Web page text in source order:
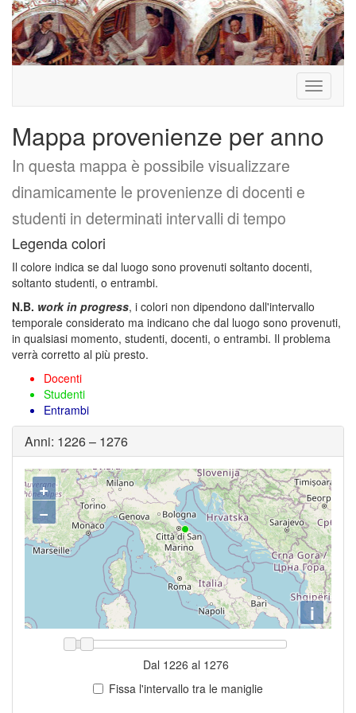
Toggle
Mappa provenienze per anno
In questa mappa è possibile visualizzare
dinamicamente le provenienze di docenti e
studenti in determinati intervalli di tempo
Legenda colori
Il colore indica se dal luogo sono provenuti soltanto docenti,
soltanto studenti, o entrambi.
N.B. work in progress, i colori non dipendono dall'intervallo
temporale considerato ma indicano che dal luogo sono provenuti,
in qualsiasi momento, studenti, docenti, o entrambi. Il problema
verrà corretto al più presto.
Docenti
Studenti
Entrambi
Anni: 1226– 1276
+
−
i
Dal 1226 al 1276
Fissa l'intervallo tra le maniglie